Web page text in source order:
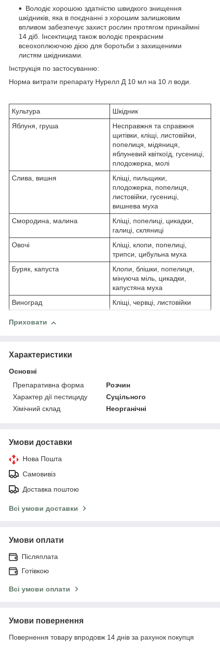
Володіє хорошою здатністю швидкого знищення
шкідників, яка в поєднанні з хорошим залишковим
впливом забезпечує захист рослин протягом принаймні
14 діб. Інсектицид також володіє прекрасним
всеохоплюючою дією для боротьби з захищеними
листям шкідниками.
Інструкція по застосуванню:
Норма витрати препарату Нурелл Д 10 мл на 10 л води.
Культура
Шкідник
Яблуня, груша
Несправжня та справжня
щитівки, кліщі, листовійки,
попелиця, мідяниця,
яблуневий квіткоїд, гусениці,
плодожерка, молі
Слива, вишня
Кліщі, пильщики,
плодожерка, попелиця,
листовійки, гусениці,
вишнева муха
Смородина, малина
Кліщі, попелиці, цикадки,
галиці, скляниці
Овочі
Кліщі, клопи, попелиці,
трипси, цибульна муха
Буряк, капуста
Клопи, блішки, попелиця,
мінуюча міль, цикадки,
капустяна муха
Виноград
Кліщі, червці, листовійки
Приховати
Характеристики
Основні
Препаративна форма
Розчин
Характер дії пестициду
Суцільного
Хімічний склад
Неорганічні
Умови доставки
Нова Пошта
Самовивіз
Доставка поштою
Всі умови доставки
Умови оплати
Післяплата
Готівкою
Всі умови оплати
Умови повернення
Повернення товару впродовж 14 днів за рахунок покупця